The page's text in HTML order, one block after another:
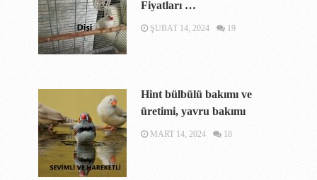
Fiyatları …
ŞUBAT 14, 2024 19
Hint bülbülü bakımı ve
üretimi, yavru bakımı
MART 14, 2024 18